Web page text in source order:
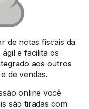
de notas fiscais da
e facilita os
aos outros
de vendas.
online você
são tiradas com